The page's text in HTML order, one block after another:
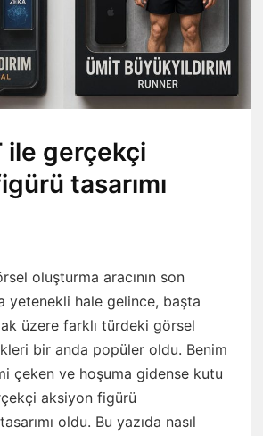
ile gerçekçi
tasarımı
oluşturma aracının son
yetenekli hale gelince, başta
üzere farklı türdeki görsel
bir anda popüler oldu. Benim
çeken ve hoşuma gidense kutu
aksiyon figürü
oldu. Bu yazıda nasıl